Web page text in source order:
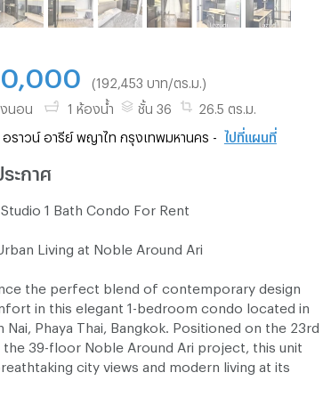
(192,453 บาท/ตร.ม.)
นอน 1 ห้องน้ำ ชั้น 36 26.5 ตร.ม.
อราวน์ อารีย์ พญาไท กรุงเทพมหานคร - ไปที่แผนที่
ะกาศ
1 Bath Condo For Rent
Living at Noble Around Ari
the perfect blend of contemporary design
in this elegant 1-bedroom condo located in
Nai, Phaya Thai, Bangkok. Positioned on the 23rd
39-floor Noble Around Ari project, this unit
city views and modern living at its